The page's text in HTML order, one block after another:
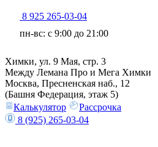
8 925 265-03-04
пн-вс: c 9:00 до 21:00
Химки, ул. 9 Мая, стр. 3
Между Лемана Про и Мега Химки
Москва, Пресненская наб., 12
(Башня Федерация, этаж 5)
Калькулятор
Рассрочка
8 (925) 265-03-04